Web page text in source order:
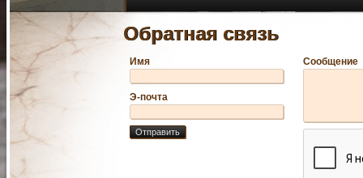
Обратная связь
Имя
Э-почта
Сообщение